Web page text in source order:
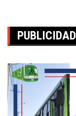
PUBLICIDAD